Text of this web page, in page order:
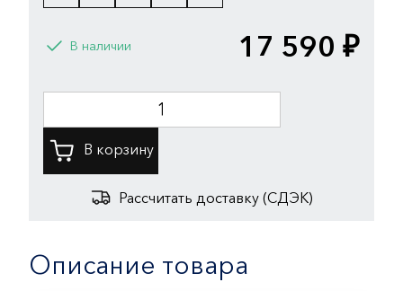
В наличии 17 590 ₽
Рассчитать доставку (СДЭК)
Описание товара